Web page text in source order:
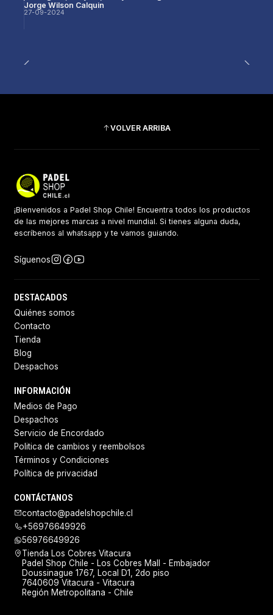
Jorge Wilson Calquin
27-09-2024
VOLVER ARRIBA
¡Bienvenidos a Padel Shop Chile! Encuentra todos los productos
de las mejores marcas a nivel mundial. Si tienes alguna duda,
escríbenos al whatsapp y te vamos guiando.
Síguenos
DESTACADOS
Quiénes somos
Contacto
Tienda
Blog
Despachos
INFORMACIÓN
Medios de Pago
Despachos
Servicio de Encordado
Politica de cambios y reembolsos
Términos y Condiciones
Política de privacidad
CONTÁCTANOS
contacto@padelshopchile.cl
+56976649926
56976649926
Tienda Los Cobres Vitacura
Padel Shop Chile - Los Cobres Mall - Embajador
Doussinague 1767, Local D1, 2do piso
7640609 Vitacura - Vitacura
Región Metropolitana - Chile